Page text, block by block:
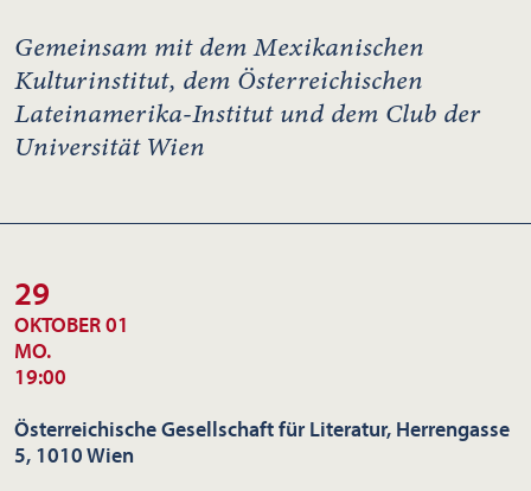
Gemeinsam mit dem Mexikanischen
Kulturinstitut, dem Österreichischen
Lateinamerika-Institut und dem Club der
Universität Wien
29
OKTOBER 01
MO.
19:00
Österreichische Gesellschaft für Literatur, Herrengasse
5, 1010 Wien